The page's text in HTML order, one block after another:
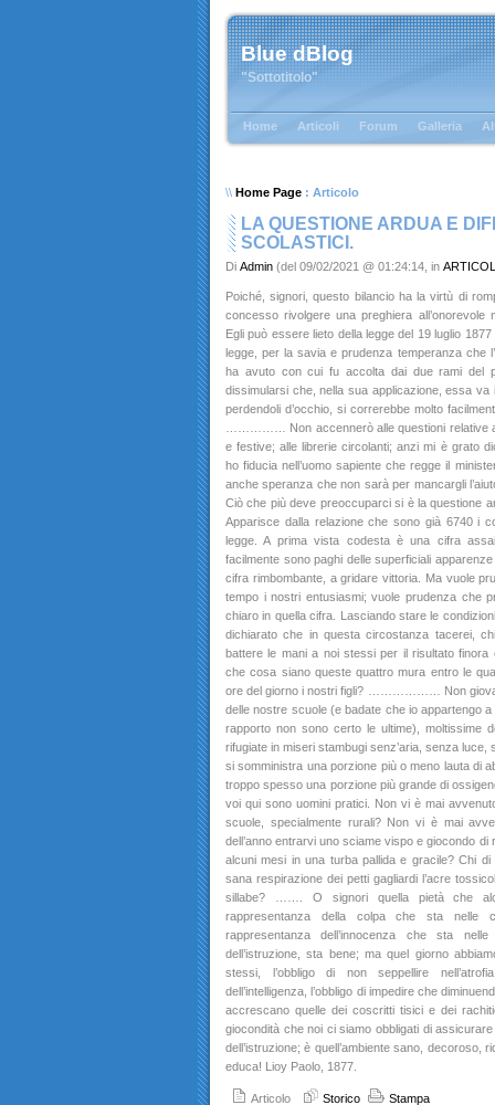
Blue dBlog
"Sottotitolo"
Home Articoli Forum Galleria
\\ Home Page : Articolo
LA QUESTIONE ARDUA E
SCOLASTICI.
Di Admin (del 09/02/2021 @ 01:24:14, in
Poiché, signori, questo bilancio ha la virtù di
concesso rivolgere una preghiera all’onorevole
Egli può essere lieto della legge del 19 luglio
legge, per la savia e prudenza temperanza che
ha avuto con cui fu accolta dai due rami del
dissimularsi che, nella sua applicazione, essa
perdendoli d’occhio, si correrebbe molto
…………… Non accennerò alle questioni relative
e festive; alle librerie circolanti; anzi mi è grato
ho fiducia nell’uomo sapiente che regge il
anche speranza che non sarà per mancargli
Ciò che più deve preoccuparci si è la questione
Apparisce dalla relazione che sono già 6740 i
legge. A prima vista codesta è una cifra
facilmente sono paghi delle superficiali
cifra rimbombante, a gridare vittoria. Ma vuole
tempo i nostri entusiasmi; vuole prudenza che
chiaro in quella cifra. Lasciando stare le
dichiarato che in questa circostanza tacerei,
battere le mani a noi stessi per il risultato finora
che cosa siano queste quattro mura entro le
ore del giorno i nostri figli? ……………… Non giova
delle nostre scuole (e badate che io appartengo
rapporto non sono certo le ultime), moltissime
rifugiate in miseri stambugi senz’aria, senza luce,
si somministra una porzione più o meno lauta di
troppo spesso una porzione più grande di
voi qui sono uomini pratici. Non vi è mai
scuole, specialmente rurali? Non vi è mai
dell’anno entrarvi uno sciame vispo e giocondo
alcuni mesi in una turba pallida e gracile? Chi
sana respirazione dei petti gagliardi l’acre
sillabe? ……. O signori quella pietà che
rappresentanza della colpa che sta nelle
rappresentanza dell’innocenza che sta
dell’istruzione, sta bene; ma quel giorno
stessi, l’obbligo di non seppellire
dell’intelligenza, l’obbligo di impedire che
accrescano quelle dei coscritti tisici e dei
giocondità che noi ci siamo obbligati di
dell’istruzione; è quell’ambiente sano, decoroso,
educa! Lioy Paolo, 1877.
Articolo Storico Stampa